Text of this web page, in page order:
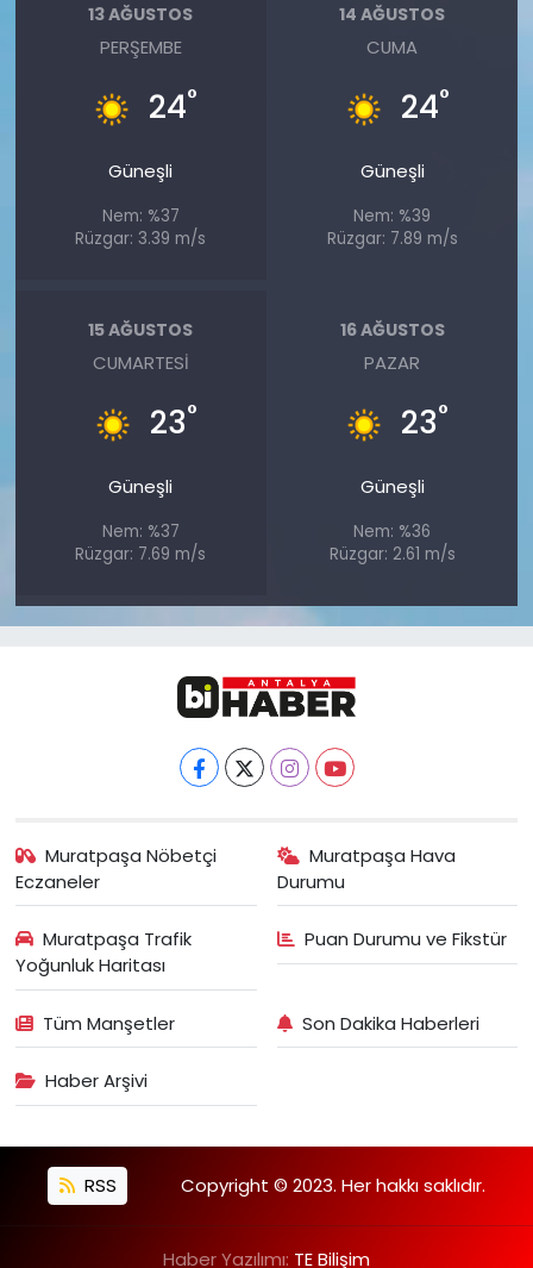
13 AĞUSTOS
PERŞEMBE
24°
Güneşli
Nem: %37
Rüzgar: 3.39 m/s
14 AĞUSTOS
CUMA
24°
Güneşli
Nem: %39
Rüzgar: 7.89 m/s
15 AĞUSTOS
CUMARTESI
23°
Güneşli
Nem: %37
Rüzgar: 7.69 m/s
16 AĞUSTOS
PAZAR
23°
Güneşli
Nem: %36
Rüzgar: 2.61 m/s
Muratpaşa Nöbetçi
Eczaneler
Muratpaşa Hava
Durumu
Muratpaşa Trafik
Yoğunluk Haritası
Puan Durumu ve Fikstür
Tüm Manşetler Son Dakika Haberleri
Haber Arşivi
RSS Copyright © 2023. Her hakkı saklıdır.
Haber Yazılımı: TE Bilişim